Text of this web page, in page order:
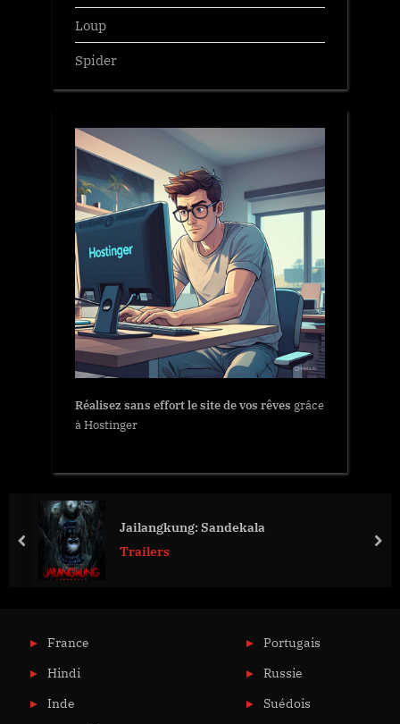
Loup
Spider
Réalisez sans effort le site de vos rêves grâce
à Hostinger
Jailangkung: Sandekala
Trailers
prev
France
Hindi
Inde
Portugais
Russie
Suédois